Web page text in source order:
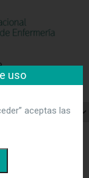
uso
aceptas las